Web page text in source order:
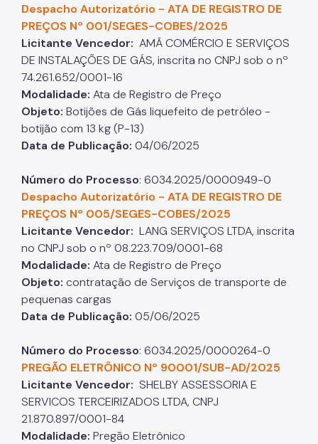
Despacho Autorizatório - ATA DE REGISTRO DE
PREÇOS Nº 001/SEGES-COBES/2025
Licitante Vencedor: AMÃ COMÉRCIO E SERVIÇOS
DE INSTALAÇÕES DE GÁS, inscrita no CNPJ sob o nº
74.261.652/0001-16
Modalidade: Ata de Registro de Preço
Objeto: Botijões de Gás liquefeito de petróleo -
botijão com 13 kg (P-13)
Data de Publicação: 04/06/2025
Número do Processo: 6034.2025/0000949-0
Despacho Autorizatório - ATA DE REGISTRO DE
PREÇOS Nº 005/SEGES-COBES/2025
Licitante Vencedor: LANG SERVIÇOS LTDA, inscrita
no CNPJ sob o nº 08.223.709/0001-68
Modalidade: Ata de Registro de Preço
Objeto: contratação de Serviços de transporte de
pequenas cargas​​​​​​​
Data de Publicação: 05/06/2025
Número do Processo: 6034.2025/0000264-0​​​​​​​
PREGÃO ELETRÔNICO Nº 90001/SUB-AD/2025
Licitante Vencedor: SHELBY ASSESSORIA E
SERVICOS TERCEIRIZADOS LTDA, CNPJ
21.870.897/0001-84
Modalidade: Pregão Eletrônico